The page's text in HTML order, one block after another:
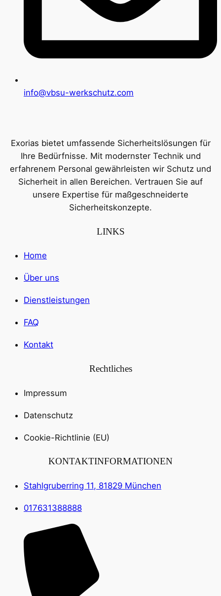
info@vbsu-werkschutz.com
Exorias bietet umfassende Sicherheitslösungen für
Ihre Bedürfnisse. Mit modernster Technik und
erfahrenem Personal gewährleisten wir Schutz und
Sicherheit in allen Bereichen. Vertrauen Sie auf
unsere Expertise für maßgeschneiderte
Sicherheitskonzepte.
LINKS
Home
Über uns
Dienstleistungen
FAQ
Kontakt
Rechtliches
Impressum
Datenschutz
Cookie-Richtlinie (EU)
KONTAKTINFORMATIONEN
Stahlgruberring 11, 81829 München
017631388888